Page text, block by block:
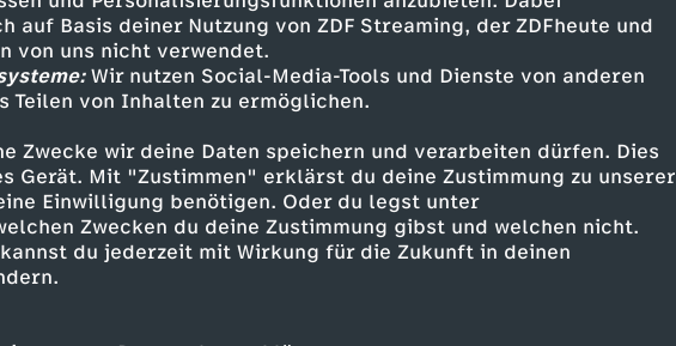
Basis deiner Nutzung von ZDF Streaming, der ZDFheute und
von uns nicht verwendet.
Wir nutzen Social-Media-Tools und Dienste von anderen
Teilen von Inhalten zu ermöglichen.
Zwecke wir deine Daten speichern und verarbeiten dürfen. Dies
Gerät. Mit "Zustimmen" erklärst du deine Zustimmung zu unserer
Einwilligung benötigen. Oder du legst unter
Zwecken du deine Zustimmung gibst und welchen nicht.
du jederzeit mit Wirkung für die Zukunft in deinen
informativ phoenix parlament